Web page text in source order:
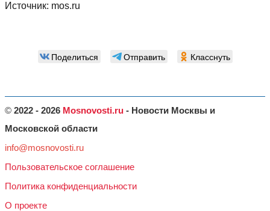
Источник: mos.ru
Поделиться Отправить Класснуть
© 2022 - 2026 Mosnovosti.ru - Новости Москвы и
Московской области
info@mosnovosti.ru
Пользовательское соглашение
Политика конфиденциальности
О проекте